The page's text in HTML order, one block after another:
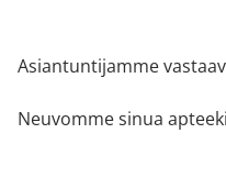
Asiantuntijamme
Neuvomme sinua